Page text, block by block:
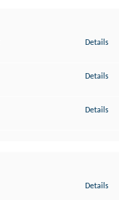
Details
Details
Details
Details